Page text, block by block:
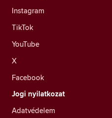
Instagram
TikTok
YouTube
X
Facebook
Jogi nyilatkozat
Adatvédelem